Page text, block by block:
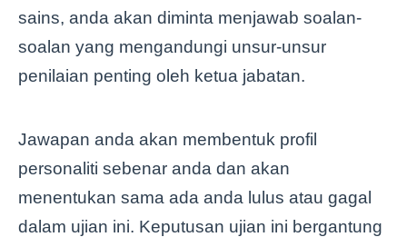
sains, anda akan diminta menjawab soalan-
soalan yang mengandungi unsur-unsur
penilaian penting oleh ketua jabatan.
Jawapan anda akan membentuk profil
personaliti sebenar anda dan akan
menentukan sama ada anda lulus atau gagal
dalam ujian ini. Keputusan ujian ini bergantung